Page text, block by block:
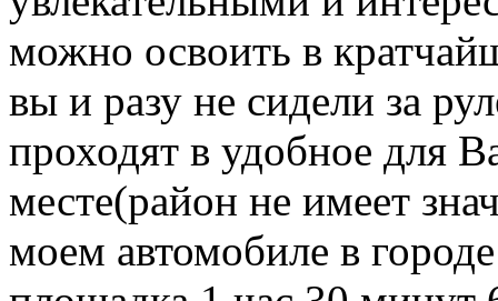
можно освоить в
вы и разу не сидели за
проходят в удобное для
месте(район не имеет
моем автомобиле в